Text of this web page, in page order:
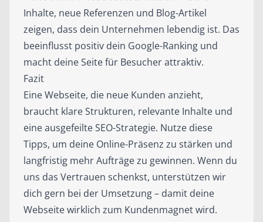
Inhalte, neue Referenzen und Blog-Artikel
zeigen, dass dein Unternehmen lebendig ist. Das
beeinflusst positiv dein Google-Ranking und
macht deine Seite für Besucher attraktiv.
Fazit
Eine Webseite, die neue Kunden anzieht,
braucht klare Strukturen, relevante Inhalte und
eine ausgefeilte SEO-Strategie. Nutze diese
Tipps, um deine Online-Präsenz zu stärken und
langfristig mehr Aufträge zu gewinnen. Wenn du
uns das Vertrauen schenkst, unterstützen wir
dich gern bei der Umsetzung – damit deine
Webseite wirklich zum Kundenmagnet wird.